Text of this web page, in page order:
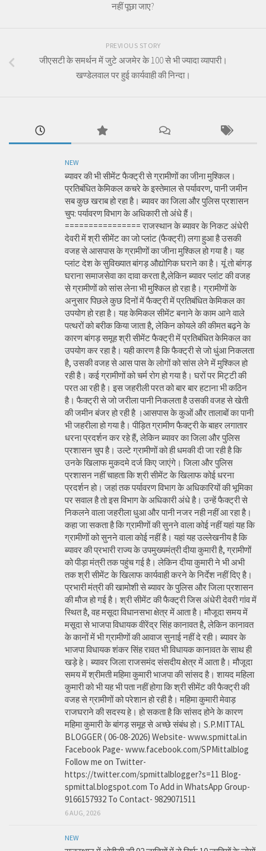
नहीं पूछा जाए?
PREVIOUS STORY
जीएसटी के समर्थन में जुटे अजमेर के 100 से भी ज्यादा व्यापारी।
खण्डेलवाल पर हुई कार्यवाही की निन्दा।
NEW
ब्यावर की भी सीमेंट फैक्ट्री से ग्रामीणों का जीना मुश्किल।
प्रतिबंधित केमिकल कचरे के इस्तेमाल से पर्यावरण, पानी जमीन
सब कुछ खराब हो रहा है। ब्यावर का जिला और पुलिस प्रशासन
चुप: पर्यावरण विभाग के अधिकारी तो अंधे हैं।
================ राजस्थान के ब्यावर के निकट अंधेरी
देवरी में श्री सीमेंट का जो प्लांट (फैक्ट्री) लगा हुआ है उसकी
वजह से आसपास के ग्रामीणों का जीना मुश्किल हो गया है। यह
प्लांट देश के सुविख्यात बांगड़ औद्योगिक घराने का है। यूं तो बांगड़
घराना समाजसेवा का दावा करता है,लेकिन ब्यावर प्लांट की वजह
से ग्रामीणों को सांस लेना भी मुश्किल हो रहा है। ग्रामीणों के
अनुसार पिछले कुछ दिनों में फैक्ट्री में प्रतिबंधित केमिकल का
उपयोग हो रहा है। यह केमिकल सीमेंट बनाने के काम आने वाले
पत्थरों को बरीक किया जाता है, लेकिन कोयले की कीमत बढ़ने के
कारण बांगड़ समूह श्री सीमेंट फैक्ट्री में प्रतिबंधित केमिकल का
उपयोग कर रहा है। यही कारण है कि फैक्ट्री से जो धुंआ निकलता
है, उसकी वजह से आस पास के लोगों को सांस लेने में मुश्किल हो
रही है। कई ग्रामीणों को चर्म रोग हो गया है। घरों पर मिट्टी की
परत आ रही है। इस जहरीली परत को बार बार हटाना भी कठिन
है। फैक्ट्री से जो जरीला पानी निकलता है उसकी वजह से खेती
की जमीन बंजर हो रही है ।आसपास के कुओं और तालाबों का पानी
भी जहरीला हो गया है। पीड़ित ग्रामीण फैक्ट्री के बाहर लगातार
धरना प्रदर्शन कर रहे हैं, लेकिन ब्यावर का जिला और पुलिस
प्रशासन चुप है। उल्टे ग्रामीणों को ही धमकी दी जा रही है कि
उनके खिलाफ मुकदमे दर्ज किए जाएंगे। जिला और पुलिस
प्रशासन नहीं चाहता कि श्री सीमेंट के खिलाफ कोई धरना
प्रदर्शन हो। जहां तक पर्यावरण विभाग के अधिकारियों की भूमिका
पर सवाल है तो इस विभाग के अधिकारी अंधे है। उन्हें फैक्ट्री से
निकलने वाला जहरीला धुआ और पानी नजर नही नहीं आ रहा है।
कहा जा सकता है कि ग्रामीणों की सुनने वाला कोई नहीं यहां यह कि
ग्रामीणों को सुनने वाला कोई नहीं है। यहां यह उल्लेखनीय है कि
ब्यावर की प्रभारी राज्य के उपमुख्यमंत्री दीया कुमारी है, ग्रामीणों
को पीड़ा मंत्री तक पहुंच गई है। लेकिन दीया कुमारी ने भी अभी
तक श्री सीमेंट के खिलाफ कार्यवाही करने के निर्देश नहीं दिए है।
प्रभारी मंत्री की खामोशी से ब्यावर के पुलिस और जिला प्रशासन
की मौज हो गई है। श्री सीमेंट की फैक्ट्री जिस अंधेरी देवरी गांव में
स्थित है, वह मसूदा विधानसभा क्षेत्र में आता है। मौजूदा समय में
मसूदा से भाजपा विधायक वीरेंद्र सिंह कानावत है, लेकिन कानावत
के कानों में भी ग्रामीणों की आवाज सुनाई नहीं दे रही। ब्यावर के
भाजपा विधायक शंकर सिंह रावत भी विधायक कानावत के साथ ही
खड़े हे। ब्यावर जिला राजसमंद संसदीय क्षेत्र में आता है। मौजूदा
समय में श्रीमती महिमा कुमारी भाजपा की सांसद है। शायद महिला
कुमारी को भी यह भी पता नहीं होगा कि श्री सीमेंट की फैक्ट्री की
वजह से ग्रामीणों को परेशान हो रही है। महिमा कुमारी मेवाड़
राजघराने की सदस्य हे। हो सकता है कि सांसद होने के कारण
महिमा कुमारी के बांगड़ समूह से अच्छे संबंध हो। S.P.MITTAL
BLOGGER ( 06-08-2026) Website- www.spmittal.in
Facebook Page- www.facebook.com/SPMittalblog
Follow me on Twitter-
https://twitter.com/spmittalblogger?s=11 Blog-
spmittal.blogspot.com To Add in WhatsApp Group-
9166157932 To Contact- 9829071511
6 AUG, 2026
NEW